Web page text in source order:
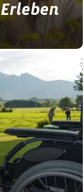
die Natur
Bewusst
►